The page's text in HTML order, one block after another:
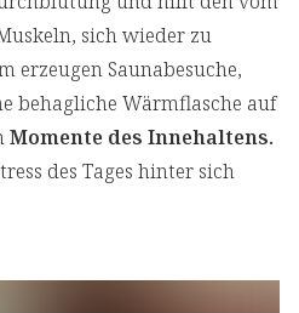
sich wieder zu
erzeugen Saunabesuche,
behagliche Wärmflasche auf
Momente des Innehaltens.
des Tages hinter sich